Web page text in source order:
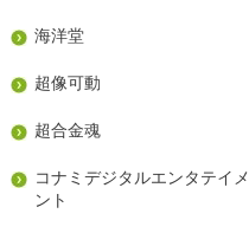
海洋堂
超像可動
超合金魂
コナミデジタルエンタテイメ
ント